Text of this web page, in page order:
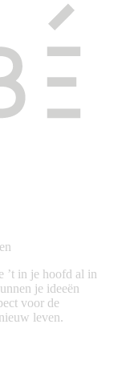
’t in je hoofd al in
je ideeën
voor de
leven.